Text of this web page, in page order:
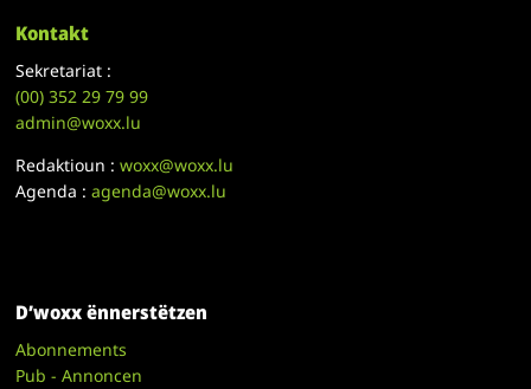
Kontakt
Sekretariat :
(00)352 29 79 99
admin@woxx.lu
Redaktioun :woxx@woxx.lu
Agenda :agenda@woxx.lu
D’woxx ënnerstëtzen
Abonnements
Pub - Annoncen